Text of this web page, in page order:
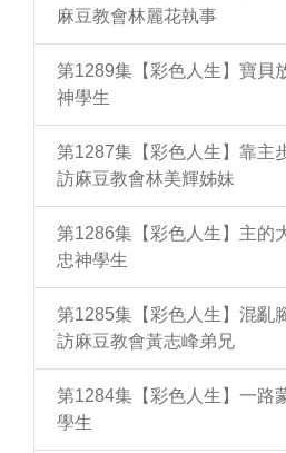
麻豆教會林麗花執事
第1289集【彩色人生】寶貝
神學生
第1287集【彩色人生】靠主
訪麻豆教會林美輝姊妹
第1286集【彩色人生】主的
忠神學生
第1285集【彩色人生】混亂
訪麻豆教會黃志峰弟兄
第1284集【彩色人生】一路
學生